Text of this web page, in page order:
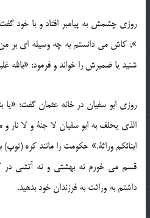
روزی چشمش به پیامبر افتاد و با خود
»; کاش می دانستم به چه وسیله ای بر
شنید یا ضمیرش را خواند و فرمود: «بالله
روزی ابو سفیان در خانه عثمان گفت: «یا
الذی یحلف به ابو سفیان لا جنة و لا نار
ابنائکم وراثة.» حکومت را مانند کره
قسم می خورم نه بهشتی و نه آتشی در
داشتم به وراثت به فرزندان خود بدهید.